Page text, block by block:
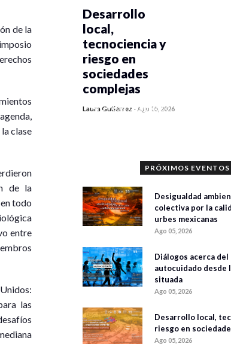
de la
clase
de la
todo
entre
las
0 veces compartido
Desarrollo
local,
tecnociencia y
riesgo en
sociedades
complejas
Laura Gutiérrez -Ago 05, 2026
PRÓXIMOS EVENTOS
Desigualdad
colectiva por la
urbes mexicanas
Ago 05, 2026
Diálogos acerca del
autocuidado desde
situada
Ago 05, 2026
Desarrollo local,
riesgo en
Ago 05, 2026